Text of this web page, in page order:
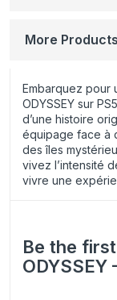
More Products
Embarquez pour
ODYSSEY sur
d’une histoire
équipage face à
des îles
vivez l’intensité
vivre une
Be the
ODYSSEY